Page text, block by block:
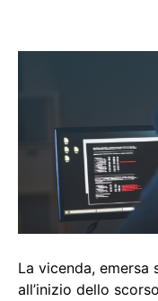
La vicenda, emersa
all’inizio dello